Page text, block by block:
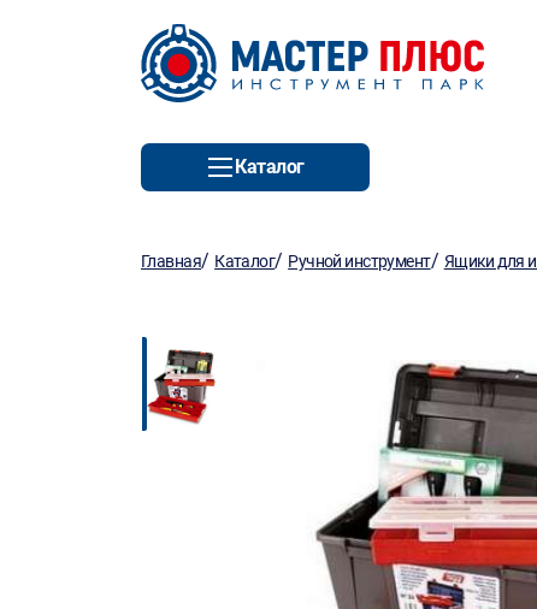
Каталог
Главная/ Каталог/ Ручной инструмент/ Ящики для